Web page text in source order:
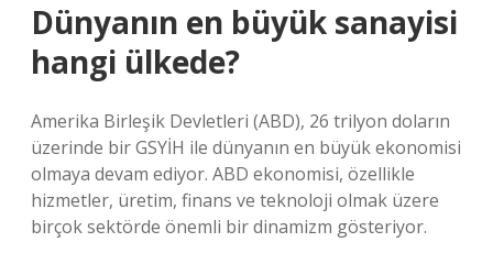
Dünyanın en büyük sanayisi
hangi ülkede?
Amerika Birleşik Devletleri (ABD), 26 trilyon doların
üzerinde bir GSYİH ile dünyanın en büyük ekonomisi
olmaya devam ediyor. ABD ekonomisi, özellikle
hizmetler, üretim, finans ve teknoloji olmak üzere
birçok sektörde önemli bir dinamizm gösteriyor.